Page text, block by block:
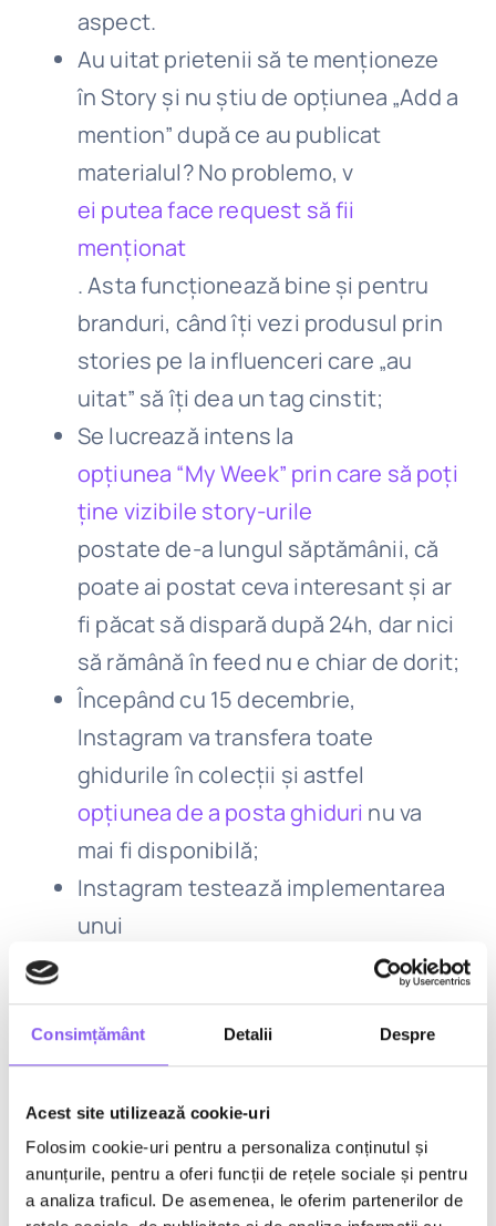
Consimțământ Detalii Despre
Acest site utilizează cookie-uri
Folosim cookie-uri pentru a personaliza conținutul și
anunțurile, pentru a oferi funcții de rețele sociale și pentru
a analiza traficul. De asemenea, le oferim partenerilor de
aspect.
Au uitat prietenii să te menționeze
în Story și nu știu de opțiunea „Add a
mention” după ce au publicat
materialul? No problemo, v
ei putea face request să fii
menționat
. Asta funcționează bine și pentru
branduri, când îți vezi produsul prin
stories pe la influenceri care „au
uitat” să îți dea un tag cinstit;
Se lucrează intens la
opțiunea “My Week” prin care să poți
ține vizibile story-urile
postate de-a lungul săptămânii, că
poate ai postat ceva interesant și ar
fi păcat să dispară după 24h, dar nici
să rămână în feed nu e chiar de dorit;
Începând cu 15 decembrie,
Instagram va transfera toate
ghidurile în colecții și astfel
opțiunea de a posta ghiduri nu va
mai fi disponibilă;
Instagram testează implementarea
unui
”Wonder Wall”, o nouă opțiune de
afișare a notițelor
, disponibilă direct în profilul
utilizatorilor. Se presupune că
acesta va fi un loc de expunere a mai
multor notițe, unde ceilalți vor putea
posta;